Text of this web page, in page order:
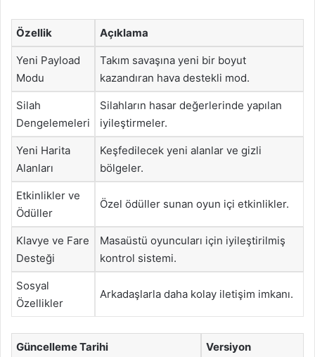
Özellik Açıklama
Yeni Payload
Modu
Takım savaşına yeni bir boyut
kazandıran hava destekli mod.
Silah
Dengelemeleri
Silahların hasar değerlerinde yapılan
iyileştirmeler.
Yeni Harita
Alanları
Keşfedilecek yeni alanlar ve gizli
bölgeler.
Etkinlikler ve
Ödüller
Özel ödüller sunan oyun içi etkinlikler.
Klavye ve Fare
Desteği
Masaüstü oyuncuları için iyileştirilmiş
kontrol sistemi.
Sosyal
Özellikler
Arkadaşlarla daha kolay iletişim imkanı.
Güncelleme Tarihi Versiyon